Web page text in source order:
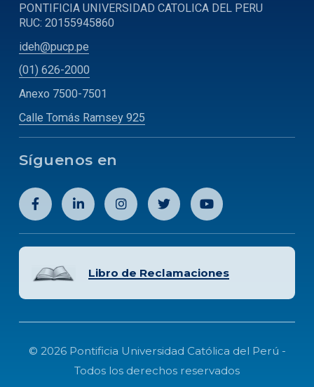
PONTIFICIA UNIVERSIDAD CATOLICA DEL PERU
RUC: 20155945860
ideh@pucp.pe
(01) 626-2000
Anexo 7500-7501
Calle Tomás Ramsey 925
Síguenos en
Libro de Reclamaciones
© 2026 Pontificia Universidad Católica del Perú -
Todos los derechos reservados